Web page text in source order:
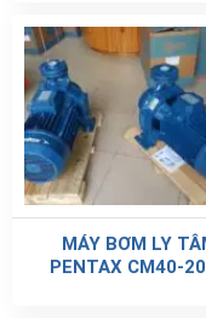
MÁY BƠM LY
PENTAX CM40-